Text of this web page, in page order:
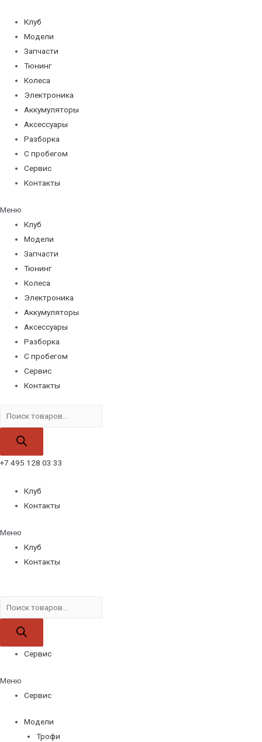
содержимому
Клуб
Модели
Запчасти
Тюнинг
Колеса
Электроника
Аккумуляторы
Аксессуары
Разборка
С пробегом
Сервис
Контакты
Меню
Клуб
Модели
Запчасти
Тюнинг
Колеса
Электроника
Аккумуляторы
Аксессуары
Разборка
С пробегом
Сервис
Контакты
товаров
+7 495 128 03 33
Клуб
Контакты
Меню
Клуб
Контакты
товаров
Сервис
Меню
Сервис
Модели
Трофи